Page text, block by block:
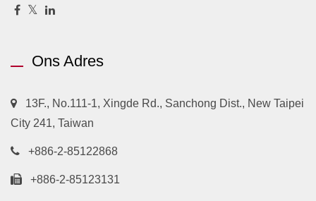
Ons Adres
13F., No.111-1, Xingde Rd., Sanchong Dist., New Taipei
City 241, Taiwan
+886-2-85122868
+886-2-85123131